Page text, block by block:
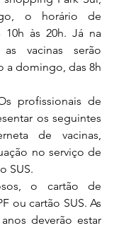
o horário de
10h às 20h. Já na
vacinas serão
a domingo, das 8h
profissionais de
os seguintes
de vacinas,
no serviço de
SUS.
o cartão de
ou cartão SUS. As
deverão estar